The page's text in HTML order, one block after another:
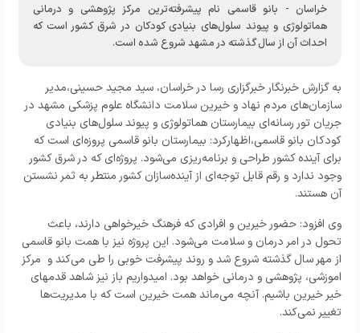
خراسان - بانو قاسمی نام پیشرفته‌ترین مرکز پژوهشی و درمانی
هماتولوژی و پیوند سلول‌های بنیادی کودکان در شرق کشور است که
احداث آن از سال گذشته در مشهد شروع شده است.
به گزارش خبرنگار خبرگزاری رسا در خراسان، سید مجید حسینی،مدیر
سازمان‌های مردم نهاد و خیرین سلامت دانشگاه علوم پزشکی مشهد در
جریان تور رسانه‌ای بیمارستان هماتولوژی و پیوند سلول‌های بنیادی
کودکان بانو قاسمی،اظهارکرد: بیمارستان بانو قاسمی پروزه‌ای است که
برای آینده کشور طراحی و برنامه‌ریزی می‌شود. پروژه‌ای که در شرق کشور
وجود ندارد و رقم قابل توجه‌ای از آینده‌سازان کشور منتطر به ثمر نشستن
آن هستند.
وی افزود: حضور خیرین و افرادی که فرهنگ خیرخواهی دارند، باعث
تحول در امر درمان و سلامت می‌شود. این پروژه نیز با همت بانو قاسمی
از مهر سال گذشته شروع شد و روند پیشرفت خوبی را طی می‌کند و مرکز
اموزشی، پژوهشی و درمانی خواهد بود. امیدواریم باز نیز شاهد قدمهای
خیر خیرین باشیم. آنچه می‌ماند همت خیرین است که با مدیریت‌ها
تغییر نمی‌کند.